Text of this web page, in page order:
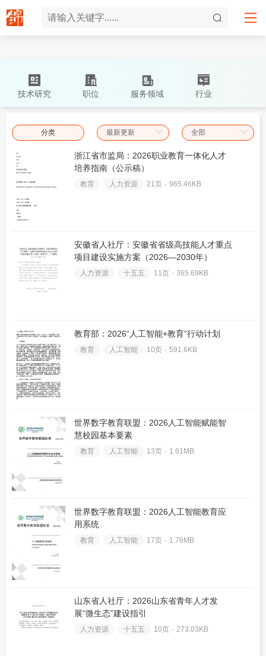
技术研究 职位 服务领域 行业
分类
浙江省市监局：2026职业教育一体化人才
培养指南（公示稿）
教育 人力资源 21页 ۰ 965.46KB
安徽省人社厅：安徽省省级高技能人才重点
项目建设实施方案（2026—2030年）
人力资源 十五五 11页 ۰ 365.69KB
教育部：2026“人工智能+教育”行动计划
教育 人工智能 10页 ۰ 591.6KB
世界数字教育联盟：2026人工智能赋能智
慧校园基本要素
教育 人工智能 13页 ۰ 1.61MB
世界数字教育联盟：2026人工智能教育应
用系统
教育 人工智能 17页 ۰ 1.76MB
山东省人社厅：2026山东省青年人才发
展“微生态”建设指引
人力资源 十五五 10页 ۰ 273.03KB